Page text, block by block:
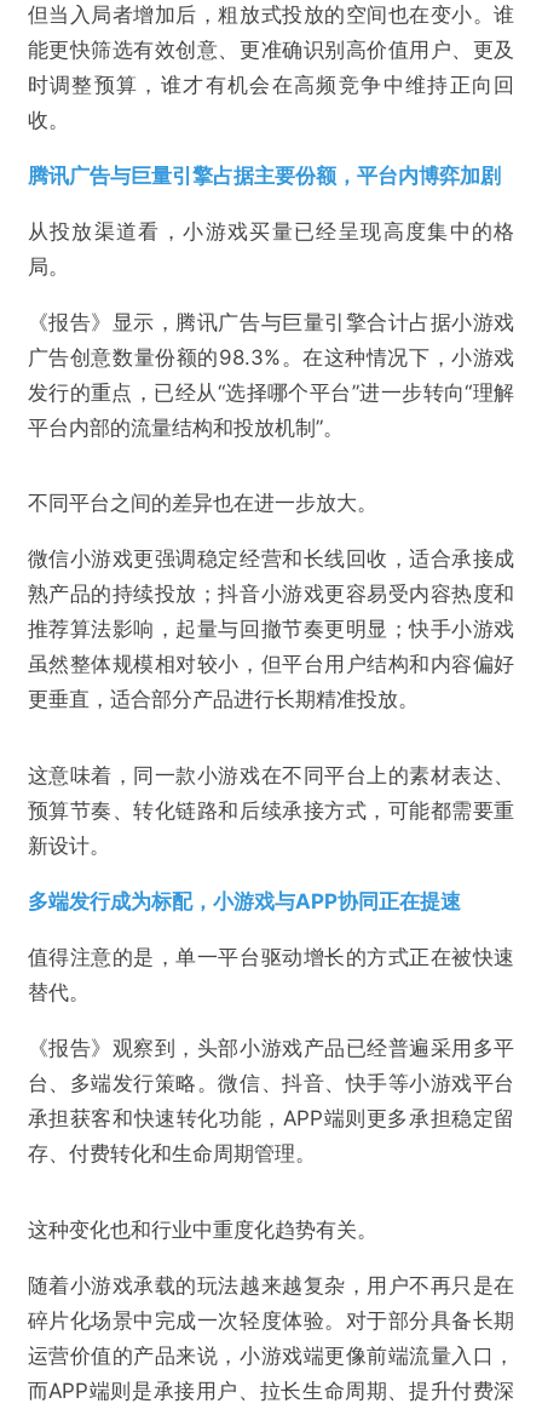
但当入局者增加后，粗放式投放的空间也在变小。谁
能更快筛选有效创意、更准确识别高价值用户、更及
时调整预算，谁才有机会在高频竞争中维持正向回
收。
腾讯广告与巨量引擎占据主要份额，平台内博弈加剧
从投放渠道看，小游戏买量已经呈现高度集中的格
局。
《报告》显示，腾讯广告与巨量引擎合计占据小游戏
广告创意数量份额的98.3%。在这种情况下，小游戏
发行的重点，已经从“选择哪个平台”进一步转向“理解
平台内部的流量结构和投放机制”。
不同平台之间的差异也在进一步放大。
微信小游戏更强调稳定经营和长线回收，适合承接成
熟产品的持续投放；抖音小游戏更容易受内容热度和
推荐算法影响，起量与回撤节奏更明显；快手小游戏
虽然整体规模相对较小，但平台用户结构和内容偏好
更垂直，适合部分产品进行长期精准投放。
这意味着，同一款小游戏在不同平台上的素材表达、
预算节奏、转化链路和后续承接方式，可能都需要重
新设计。
多端发行成为标配，小游戏与APP协同正在提速
值得注意的是，单一平台驱动增长的方式正在被快速
替代。
《报告》观察到，头部小游戏产品已经普遍采用多平
台、多端发行策略。微信、抖音、快手等小游戏平台
承担获客和快速转化功能，APP端则更多承担稳定留
存、付费转化和生命周期管理。
这种变化也和行业中重度化趋势有关。
随着小游戏承载的玩法越来越复杂，用户不再只是在
碎片化场景中完成一次轻度体验。对于部分具备长期
运营价值的产品来说，小游戏端更像前端流量入口，
而APP端则是承接用户、拉长生命周期、提升付费深